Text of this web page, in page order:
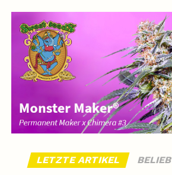
LETZTE ARTIKEL